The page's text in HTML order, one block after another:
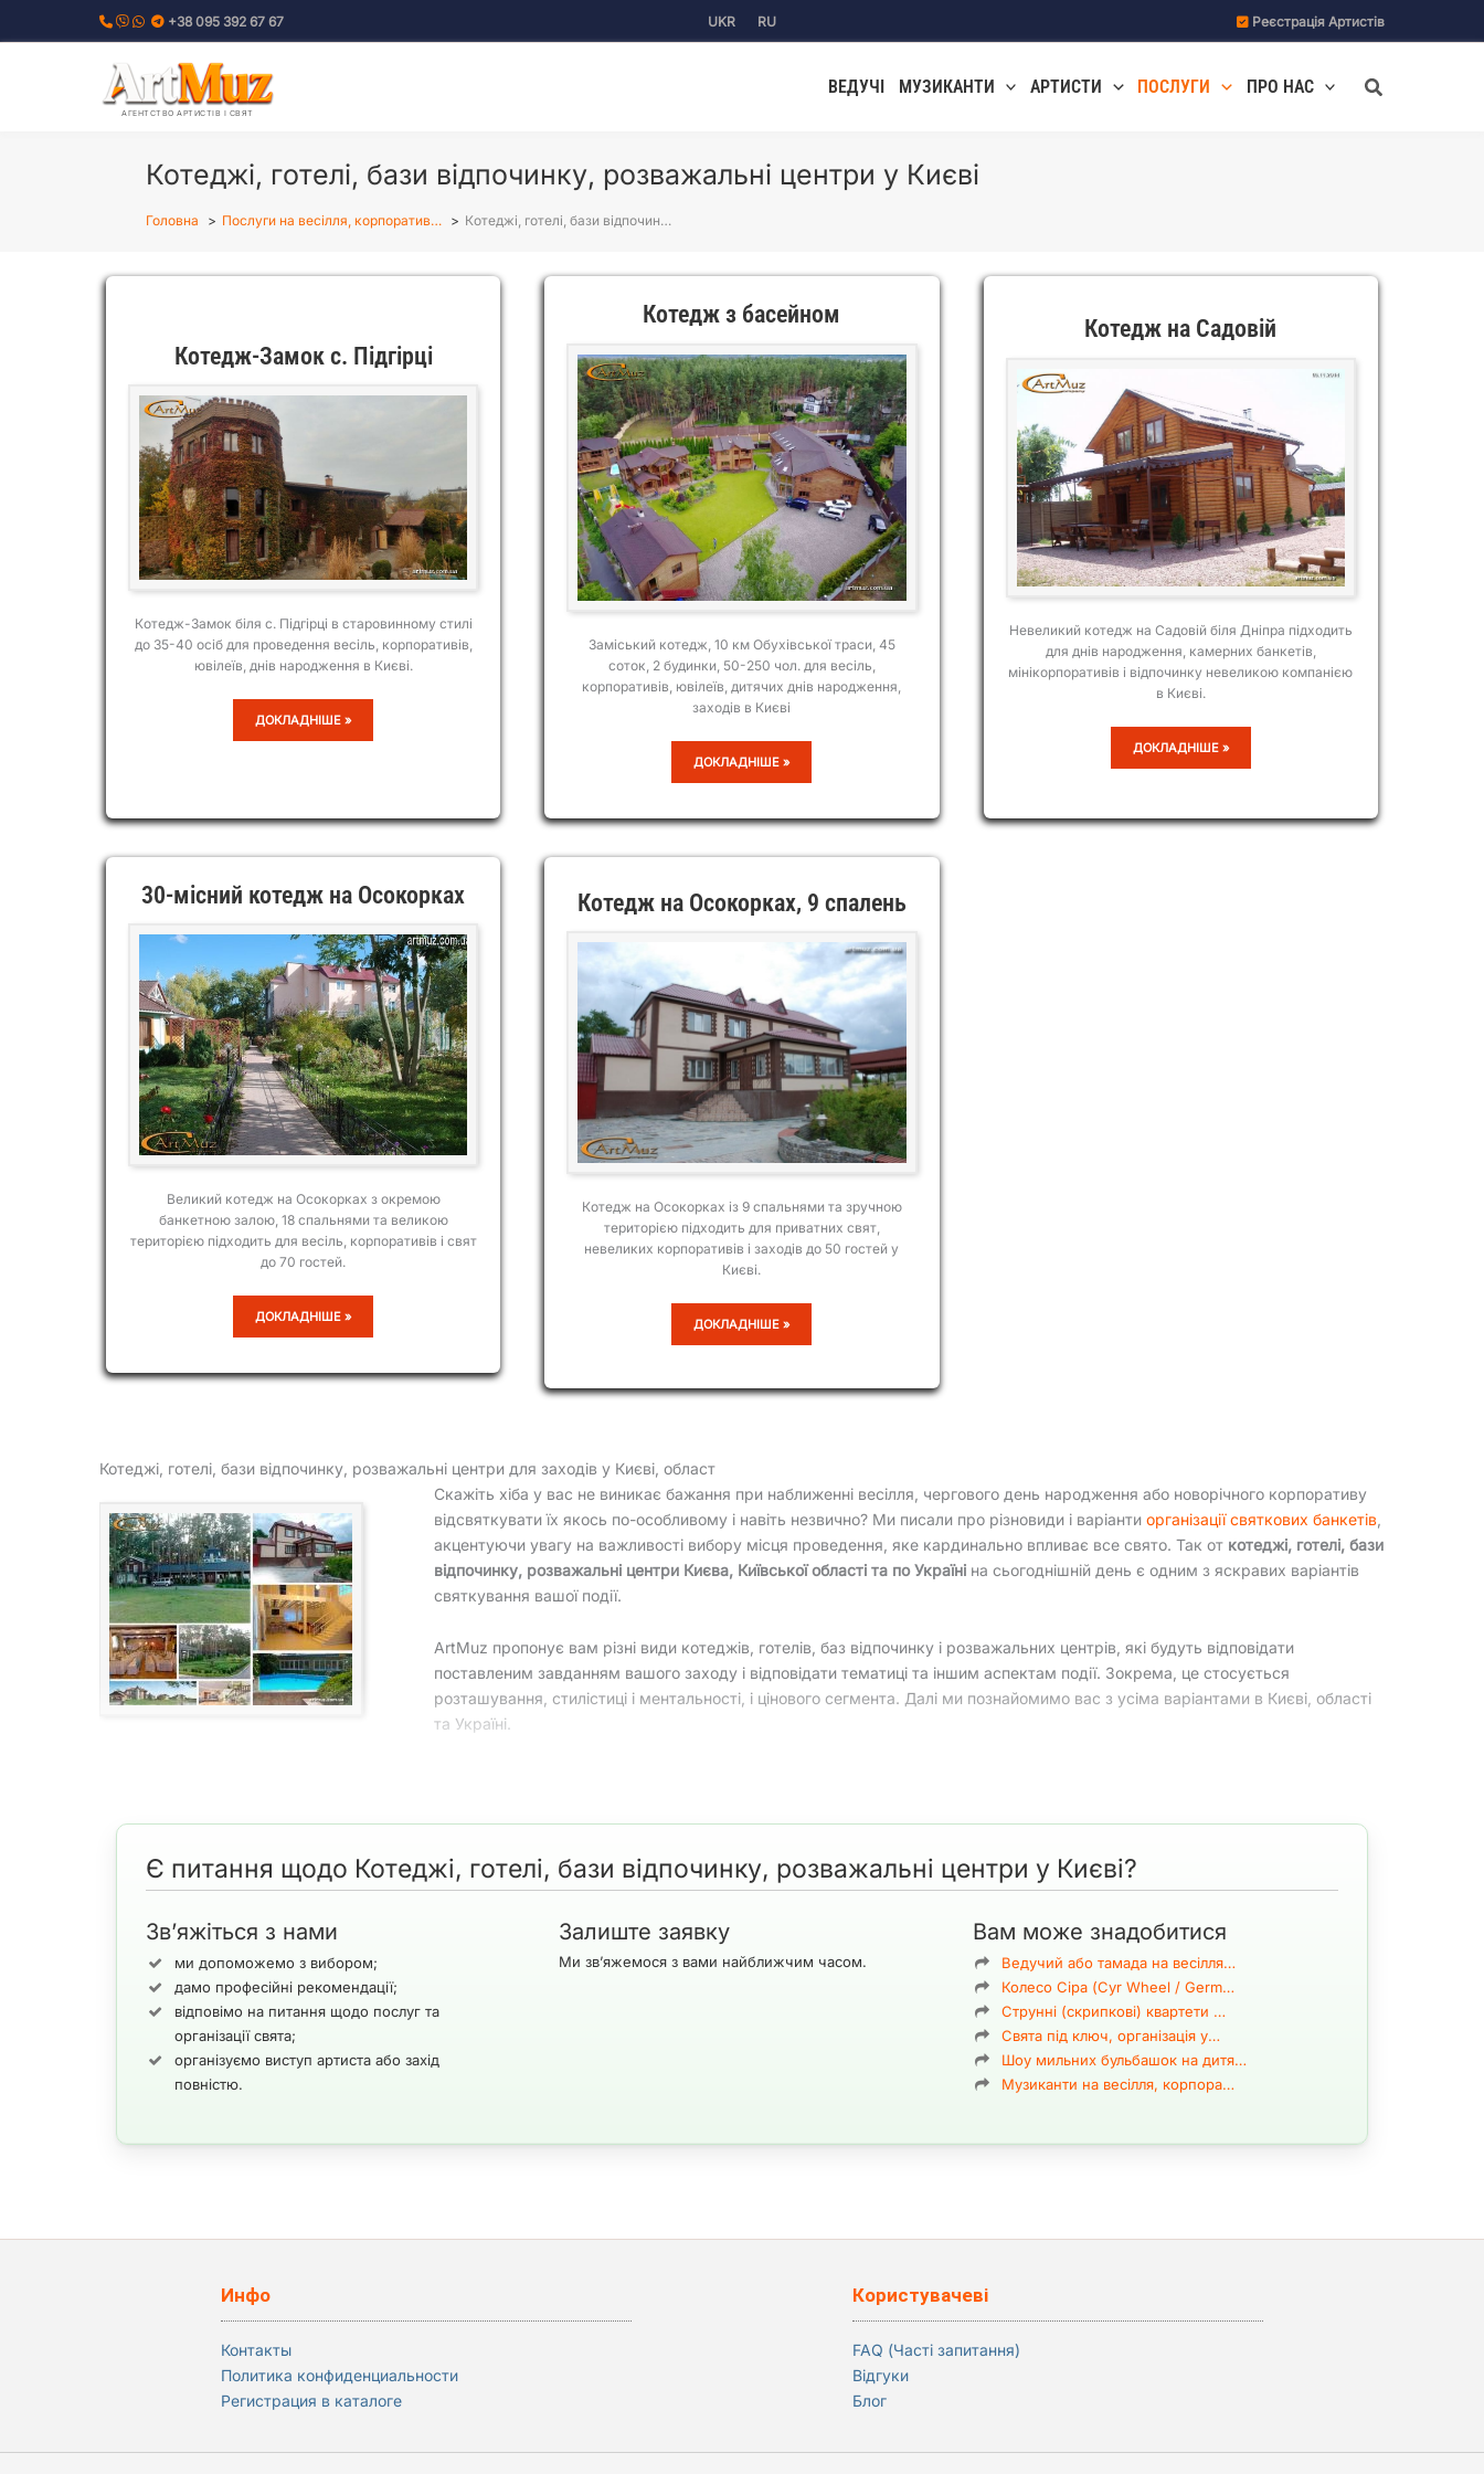
до
+38 095 392 67 67 UKR RU Реєстрація Артистів
АГЕНТСТВО АРТИСТІВ І СВЯТ
ВЕДУЧІ МУЗИКАНТИ АРТИСТИ ПОСЛУГИ ПРО НАС Пошук
Котеджі, готелі, бази відпочинку, розважальні центри у Києві
Головна Послуги на весілля, корпоратив… Котеджі, готелі, бази відпочин…
Котедж-Замок с. Підгірці
Котедж-Замок біля с. Підгірці в старовинному стилі
до 35-40 осіб для проведення весіль, корпоративів,
ювілеїв, днів народження в Києві.
КОТЕДЖ-
ЗАМОК
ДОКЛАДНІШЕ »
Котедж з басейном
Заміський котедж, 10 км Обухівської траси, 45
соток, 2 будинки, 50-250 чол. для весіль,
корпоративів, ювілеїв, дитячих днів народження,
заходів в Києві
КОТЕДЖ
З
ДОКЛАДНІШЕ »
Котедж на Садовій
Невеликий котедж на Садовій біля Дніпра підходить
для днів народження, камерних банкетів,
мінікорпоративів і відпочинку невеликою компанією
в Києві.
КОТЕДЖ
НА
ДОКЛАДНІШЕ »
30-місний котедж на Осокорках
Великий котедж на Осокорках з окремою
банкетною залою, 18 спальнями та великою
територією підходить для весіль, корпоративів і свят
до 70 гостей.
30-
МІСНИЙ
НА
ДОКЛАДНІШЕ »
Котедж на Осокорках, 9 спалень
Котедж на Осокорках із 9 спальнями та зручною
територією підходить для приватних свят,
невеликих корпоративів і заходів до 50 гостей у
Києві.
КОТЕДЖ
НА
СПАЛЕНЬ
ДОКЛАДНІШЕ »
Котеджі, готелі, бази відпочинку, розважальні центри для заходів у Києві, област
Скажіть хіба у вас не виникає бажання при наближенні весілля, чергового день народження або новорічного корпоративу
відсвяткувати їх якось по-особливому і навіть незвично? Ми писали про різновиди і варіанти організації святкових банкетів,
акцентуючи увагу на важливості вибору місця проведення, яке кардинально впливає все свято. Так от котеджі, готелі, бази
відпочинку, розважальні центри Києва, Київської області та по Україніна сьогоднішній день є одним з яскравих варіантів
святкування вашої події.
ArtMuz пропонує вам різні види котеджів, готелів, баз відпочинку і розважальних центрів, які будуть відповідати
поставленим завданням вашого заходу і відповідати тематиці та іншим аспектам події. Зокрема, це стосується
розташування, стилістиці і ментальності, і цінового сегмента. Далі ми познайомимо вас з усіма варіантами в Києві, області
та Україні.
музикантамиіартистами. У нашому розпорядженні великий вибір локацій для проведення заходів.Це може бути як весілля або грандіозний корпоратив, невеликий
якійсь мірі характеризувати наші можливості і дати вам первинне уявлення про можливість проведення там вашої події.
Є питання щодо Котеджі, готелі, бази відпочинку, розважальні центри у Києві?
Зв’яжіться з нами
ми допоможемо з вибором;
дамо професійні рекомендації;
відповімо на питання щодо послуг та
організації свята;
організуємо виступ артиста або захід
повністю.
Залиште заявку
Ми зв’яжемося з вами найближчим часом.
Вам може знадобитися
Ведучий або тамада на весілля…
Колесо Сіра (Cyr Wheel / Germ…
Струнні (скрипкові) квартети …
Свята під ключ, організація у…
Шоу мильних бульбашок на дитя…
Музиканти на весілля, корпора…
Инфо
Контакты
Политика конфиденциальности
Регистрация в каталоге
Користувачеві
FAQ (Часті запитання)
Відгуки
Блог